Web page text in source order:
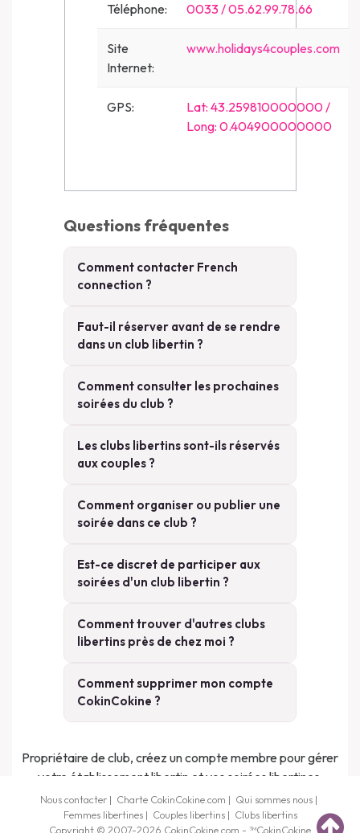
Téléphone: 0033 / 05.62.99.78.66
Site
Internet:
www.holidays4couples.com
GPS:
Lat: 43.259810000000 /
Long: 0.404900000000
Questions fréquentes
Comment contacter French
connection ?
Faut-il réserver avant de se rendre
dans un club libertin ?
Comment consulter les prochaines
soirées du club ?
Les clubs libertins sont-ils réservés
aux couples ?
Comment organiser ou publier une
soirée dans ce club ?
Est-ce discret de participer aux
soirées d'un club libertin ?
Comment trouver d'autres clubs
libertins près de chez moi ?
Comment supprimer mon compte
CokinCokine ?
Propriétaire de club, créez un compte membre pour gérer
votre établissement libertin et vos soirées libertines.
Nous contacter | Charte CokinCokine.com | Qui sommes nous |
Femmes libertines| Couples libertins| Clubs libertins
Copyright © 2007-2026 CokinCokine.com - ™CokinCokine